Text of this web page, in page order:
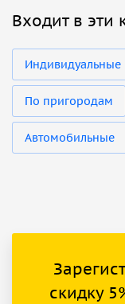
Входит в эти
Индивидуальные
По пригородам
Автомобильные
скидку